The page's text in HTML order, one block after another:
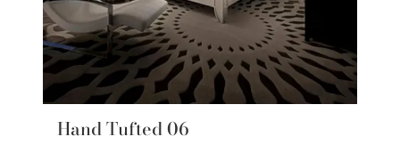
Hand Tufted 06